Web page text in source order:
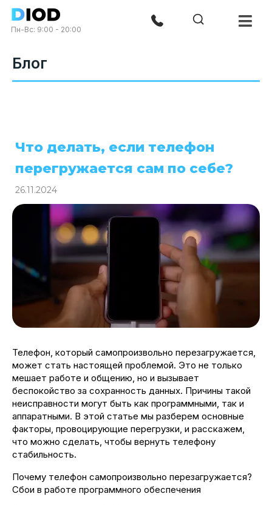
Пн-Вс: 9:00 - 20:00
Блог
Что делать, если телефон
перегружается сам по себе?
26.11.2024
Телефон, который самопроизвольно перезагружается,
может стать настоящей проблемой. Это не только
мешает работе и общению, но и вызывает
беспокойство за сохранность данных. Причины такой
неисправности могут быть как программными, так и
аппаратными. В этой статье мы разберем основные
факторы, провоцирующие перегрузки, и расскажем,
что можно сделать, чтобы вернуть телефону
стабильность.
Почему телефон самопроизвольно перезагружается?
Сбои в работе программного обеспечения